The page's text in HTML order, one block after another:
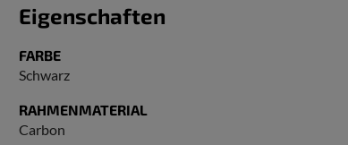
Eigenschaften
FARBE
Schwarz
RAHMENMATERIAL
Carbon